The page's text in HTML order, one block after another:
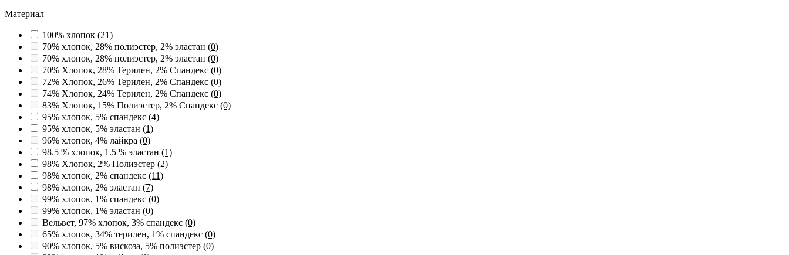
Материал
100% хлопок (21)
70% хлопок, 28% полиэстер, 2% эластан (0)
70% хлопок, 28% полиэстер, 2% эластан (0)
70% Хлопок, 28% Терилен, 2% Спандекс (0)
72% Хлопок, 26% Терилен, 2% Спандекс (0)
74% Хлопок, 24% Терилен, 2% Спандекс (0)
83% Хлопок, 15% Полиэстер, 2% Спандекс (0)
95% хлопок, 5% спандекс (4)
95% хлопок, 5% эластан (1)
96% хлопок, 4% лайкра (0)
98.5 % хлопок, 1.5 % эластан (1)
98% Хлопок, 2% Полиэстер (2)
98% хлопок, 2% спандекс (11)
98% хлопок, 2% эластан (7)
99% хлопок, 1% спандекс (0)
99% хлопок, 1% эластан (0)
Вельвет, 97% хлопок, 3% спандекс (0)
65% хлопок, 34% терилен, 1% спандекс (0)
90% хлопок, 5% вискоза, 5% полиэстер (0)